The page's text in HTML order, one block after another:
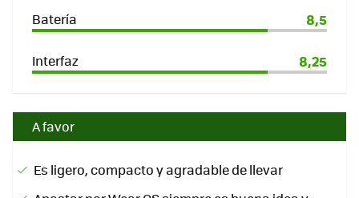
Batería 8,5
Interfaz 8,25
A favor
Es ligero, compacto y agradable de llevar